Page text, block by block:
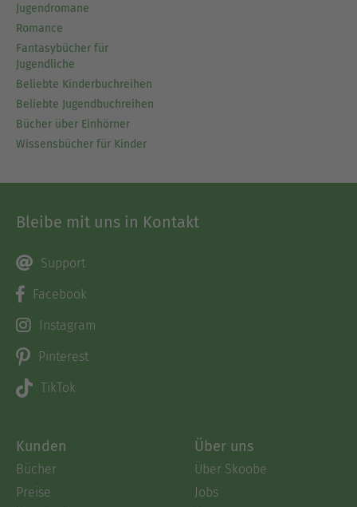
Jugendromane
Romance
Fantasybücher für
Jugendliche
Beliebte Kinderbuchreihen
Beliebte Jugendbuchreihen
Bücher über Einhörner
Wissensbücher für Kinder
Bleibe mit uns in Kontakt
Support
Facebook
Instagram
Pinterest
TikTok
Kunden
Bücher
Preise
Über uns
Über Skoobe
Jobs